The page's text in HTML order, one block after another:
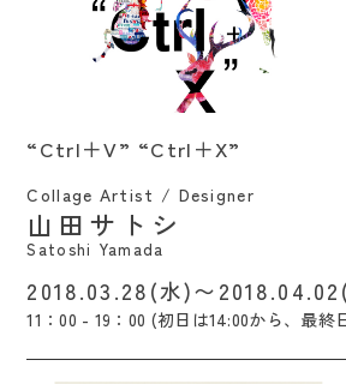
“Ctrl＋V” “Ctrl＋X”
Collage Artist / Designer
山田サトシ
Satoshi Yamada
2018.03.28(水)〜
11：00 - 19：00 (初日は14:00から、最終